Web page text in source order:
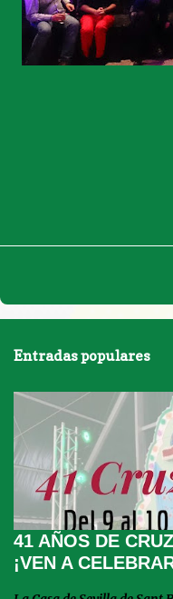
Entradas populares
41 AÑOS DE
¡VEN A